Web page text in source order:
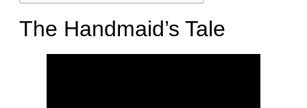
The Handmaid’s Tale